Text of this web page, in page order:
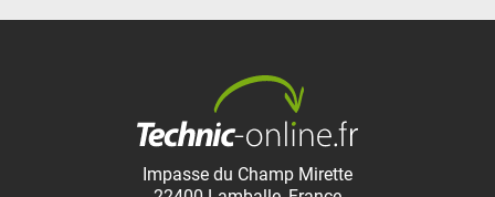
Impasse du Champ Mirette